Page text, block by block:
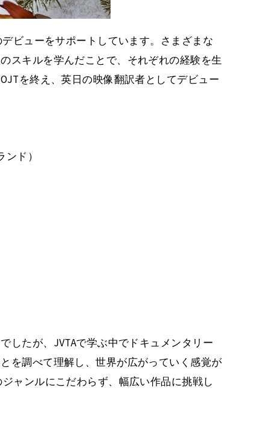
ビューをサポートしています。さまざまな
スキルを学んだことで、それぞれの経験を生
を終え、英日の映像翻訳者としてデビュー
ド）
したが、JVTAで学ぶ中でドキュメンタリー
を調べて理解し、世界が広がっていく感覚が
ャンルにこだわらず、幅広い作品に挑戦し